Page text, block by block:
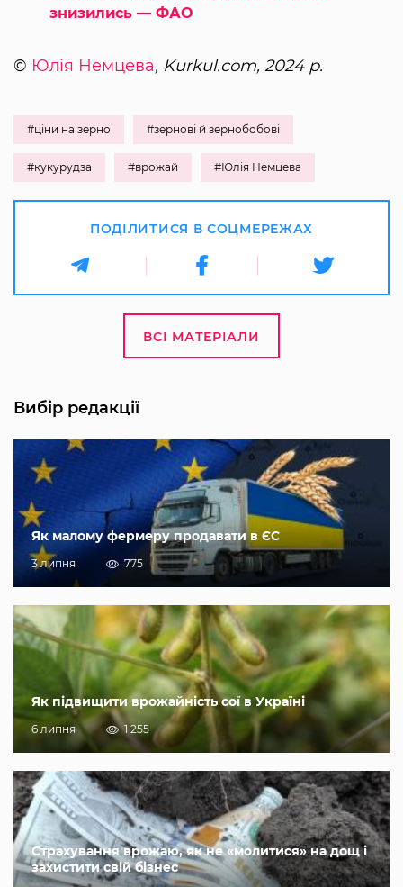
знизились — ФАО
© Юлія Немцева, Kurkul.com, 2024 р.
#ціни на зерно #зернові й зернобобові
#кукурудза #врожай #Юлія Немцева
ПОДІЛИТИСЯ В СОЦМЕРЕЖАХ
ВСІ МАТЕРІАЛИ
Вибір редакції
Як малому фермеру продавати в ЄС
3 липня 775
Як підвищити врожайність сої в Україні
6 липня 1 255
Страхування врожаю, як не «молитися» на дощ і
захистити свій бізнес